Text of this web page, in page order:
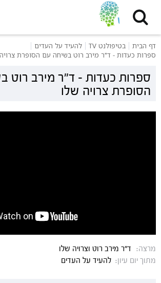
דף הבית בטיפולנט TV
להעיד על העדים
ספרות כעדות - ד"ר מירב רוט בשיחה עם הסופרת
ספרות כעדות - ד"ר מירב רוט
הסופרת צרויה שלו
מרצה:
ד"ר מירב רוט וצרויה שלו
מתוך יום עיון: להעיד על העדים